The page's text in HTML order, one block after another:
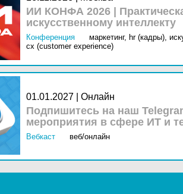
ИИ КОНФА 2026 |
искусственному интеллекту
Конференция маркетинг, hr (кадры),
cx (customer experience)
01.01.2027 | Онлайн
Подпишитесь на наш
мероприятия в сфере ИТ и
Вебкаст веб/онлайн